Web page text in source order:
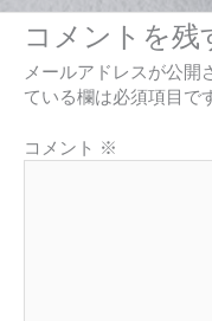
コメントを残
メールアドレスが公開
ている欄は必須項目で
コメント ※